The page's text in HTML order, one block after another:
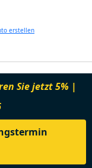
erstellen
Sie jetzt 5% |